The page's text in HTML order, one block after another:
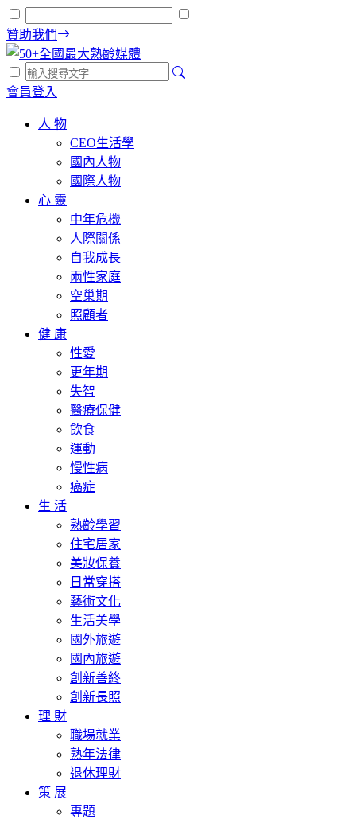
贊助我們
會員登入
人 物
CEO生活學
國內人物
國際人物
心 靈
中年危機
人際關係
自我成長
兩性家庭
空巢期
照顧者
健 康
性愛
更年期
失智
醫療保健
飲食
運動
慢性病
癌症
生 活
熟齡學習
住宅居家
美妝保養
日常穿搭
藝術文化
生活美學
國外旅遊
國內旅遊
創新善終
創新長照
理 財
職場就業
熟年法律
退休理財
策 展
專題